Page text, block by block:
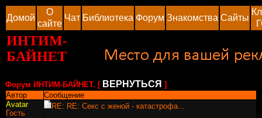
Домой
О
сайте
Чат Библиотека Форум Знакомства Сайты
ИНТИМ-
БАЙНЕТ
Форум ИНТИМ-БАЙНЕТ. [ ВЕРНУТЬСЯ ]
Автор
Сообщение
Avatar
Гость
RE: RE: Секс с женой - катастрофа...